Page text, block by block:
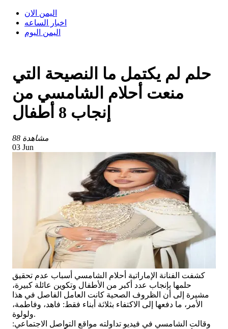
اليمن الان
اخبار الساعه
اليمن اليوم
حلم لم يكتمل ما النصيحة التي
منعت أحلام الشامسي من
إنجاب 8 أطفال
88 مشاهدة
03 Jun
كشفت الفنانة الإماراتية أحلام الشامسي أسباب عدم تحقيق
حلمها بإنجاب عدد أكبر من الأطفال وتكوين عائلة كبيرة،
مشيرة إلى أن الظروف الصحية كانت العامل الفاصل في هذا
الأمر، ما دفعها إلى الاكتفاء بثلاثة أبناء فقط: فاهد، وفاطمة،
ولولوة.
وقالت الشامسي في فيديو تداولته مواقع التواصل الاجتماعي: